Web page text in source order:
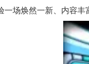
一场焕然一新、内容丰